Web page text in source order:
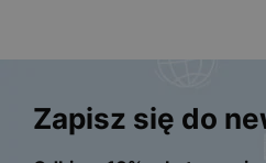
Zapisz się do